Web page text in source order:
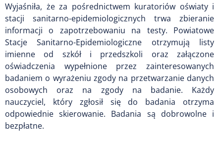
Wyjaśniła, że za pośrednictwem kuratoriów oświaty i
stacji sanitarno-epidemiologicznych trwa zbieranie
informacji o zapotrzebowaniu na testy. Powiatowe
Stacje Sanitarno-Epidemiologiczne otrzymują listy
imienne od szkół i przedszkoli oraz załączone
oświadczenia wypełnione przez zainteresowanych
badaniem o wyrażeniu zgody na przetwarzanie danych
osobowych oraz na zgody na badanie. Każdy
nauczyciel, który zgłosił się do badania otrzyma
odpowiednie skierowanie. Badania są dobrowolne i
bezpłatne.